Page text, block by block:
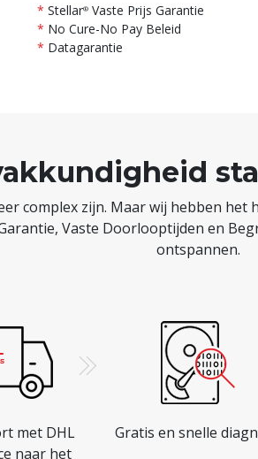
* Stellar®Vaste Prijs Garantie
* No Cure-No Pay Beleid
* Datagarantie
complex zijn. Maar wij hebben
Vaste Doorlooptijden en
ontspannen.
met DHL
naar het
Gratis en snelle